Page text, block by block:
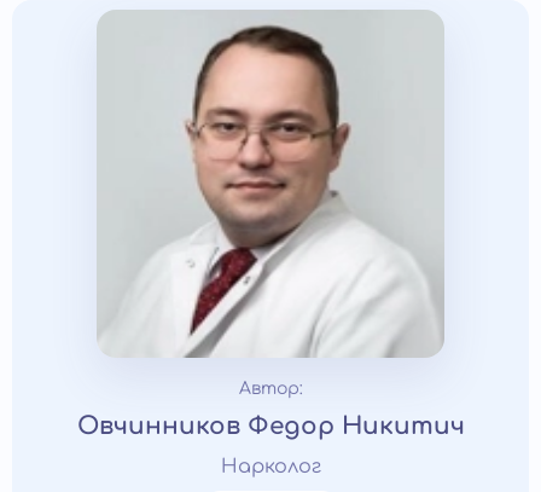
Автор:
Овчинников Федор Никитич
Нарколог